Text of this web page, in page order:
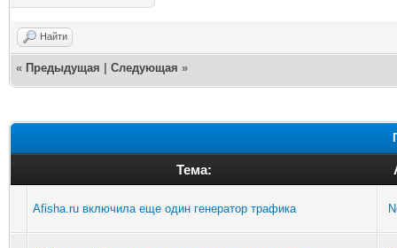
Найти
« Предыдущая Следующая »
Тема:
Afisha.ru включила еще один генератор трафика